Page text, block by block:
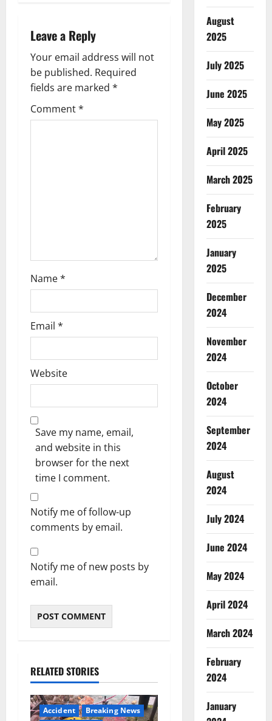
v
i
g
a
t
Leave a Reply
Your email address will not
be published. Required
fields are marked *
Comment*
Name*
Email *
Website
Save my name, email,
and website in this
browser for the next
time I comment.
Notify me of follow-up
comments by email.
Notify me of new posts by
email.
RELATED STORIES
Accident
Breaking News
August
2025
July 2025
June 2025
May 2025
April 2025
March 2025
February
2025
January
2025
December
2024
November
2024
October
2024
September
2024
August
2024
July 2024
June 2024
May 2024
April 2024
March 2024
February
2024
January